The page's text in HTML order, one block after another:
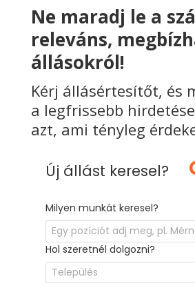
Ne maradj le a
releváns,
állásokról!
Kérj állásértesítőt, és
a legfrissebb
azt, ami tényleg